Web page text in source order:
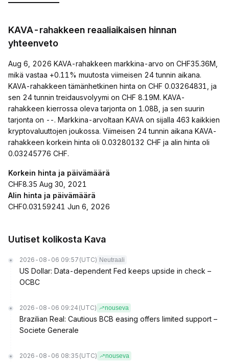
KAVA-rahakkeen reaaliaikaisen hinnan
yhteenveto
Aug 6, 2026 KAVA-rahakkeen markkina-arvo on CHF35.36M,
mikä vastaa +0.11% muutosta viimeisen 24 tunnin aikana.
KAVA-rahakkeen tämänhetkinen hinta on CHF 0.03264831, ja
sen 24 tunnin treidausvolyymi on CHF 8.19M. KAVA-
rahakkeen kierrossa oleva tarjonta on 1.08B, ja sen suurin
tarjonta on --. Markkina-arvoltaan KAVA on sijalla 463 kaikkien
kryptovaluuttojen joukossa. Viimeisen 24 tunnin aikana KAVA-
rahakkeen korkein hinta oli 0.03280132 CHF ja alin hinta oli
0.03245776 CHF.
Korkein hinta ja päivämäärä
CHF8.35 Aug 30, 2021
Alin hinta ja päivämäärä
CHF0.03159241 Jun 6, 2026
Uutiset kolikosta Kava
2026-08-06 09:57 (UTC) Neutraali
US Dollar: Data-dependent Fed keeps upside in check –
OCBC
2026-08-06 09:24 (UTC) nouseva
Brazilian Real: Cautious BCB easing offers limited support –
Societe Generale
2026-08-06 08:35 (UTC) nouseva